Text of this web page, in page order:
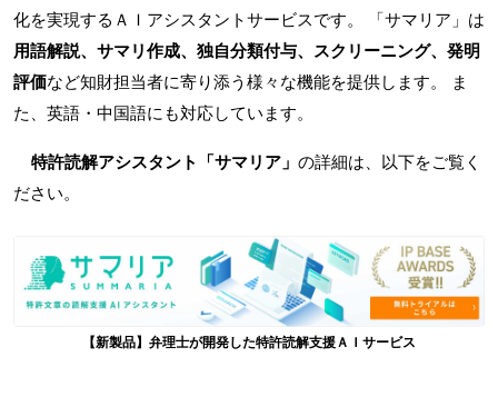
化を実現するＡＩアシスタントサービスです。 「サマリア」は
用語解説、サマリ作成、独自分類付与、スクリーニング、発明
評価など知財担当者に寄り添う様々な機能を提供します。 ま
た、英語・中国語にも対応しています。
特許読解アシスタント「サマリア」 の詳細は、以下をご覧く
ださい。
【新製品】弁理士が開発した特許読解支援ＡＩサービス